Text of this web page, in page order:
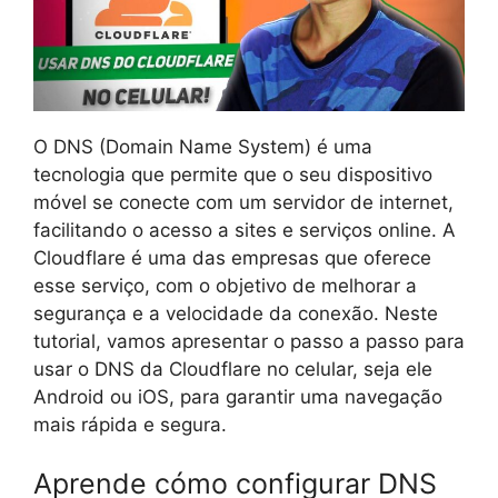
O DNS (Domain Name System) é uma
tecnologia que permite que o seu dispositivo
móvel se conecte com um servidor de internet,
facilitando o acesso a sites e serviços online. A
Cloudflare é uma das empresas que oferece
esse serviço, com o objetivo de melhorar a
segurança e a velocidade da conexão. Neste
tutorial, vamos apresentar o passo a passo para
usar o DNS da Cloudflare no celular, seja ele
Android ou iOS, para garantir uma navegação
mais rápida e segura.
Aprende cómo configurar DNS